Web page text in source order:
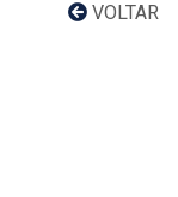
VOLTAR